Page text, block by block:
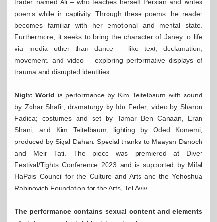
trader named Ali – who teaches herself Persian and writes
poems while in captivity. Through these poems the reader
becomes familiar with her emotional and mental state.
Furthermore, it seeks to bring the character of Janey to life
via media other than dance – like text, declamation,
movement, and video – exploring performative displays of
trauma and disrupted identities.
Night World is performance by Kim Teitelbaum with sound
by Zohar Shafir; dramaturgy by Ido Feder; video by Sharon
Fadida; costumes and set by Tamar Ben Canaan, Eran
Shani, and Kim Teitelbaum; lighting by Oded Komemi;
produced by Sigal Dahan. Special thanks to Maayan Danoch
and Meir Tati. The piece was premiered at Diver
Festival/Tights Conference 2023 and is supported by Mifal
HaPais Council for the Culture and Arts and the Yehoshua
Rabinovich Foundation for the Arts, Tel Aviv.
The performance contains sexual content and elements